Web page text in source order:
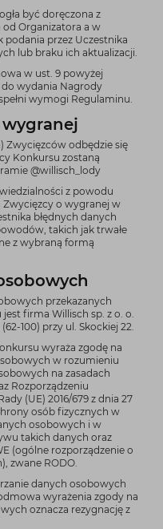
być doręczona z
od Organizatora a w
podania przez Uczestnika
lub braku ich aktualizacji.
w ust. 9 powyżej
wydania Nagrody
wymogi Regulaminu.
Zwycięzców odbędzie się
Konkursu zostaną
@willisch_lody
z powodu
o wygranej w
błędnych danych
takich jak trwałe
z wybraną formą
przekazanych
firma Willisch sp. z o. o.
100) przy ul. Skockiej 22.
wyraża zgodę na
w rozumieniu
na zasadach
Rozporządzeniu
(UE) 2016/679 z dnia 27
osób fizycznych w
osobowych i w
takich danych oraz
(ogólne rozporządzenie o
zwane RODO.
danych osobowych
wyrażenia zgody na
oznacza rezygnację z